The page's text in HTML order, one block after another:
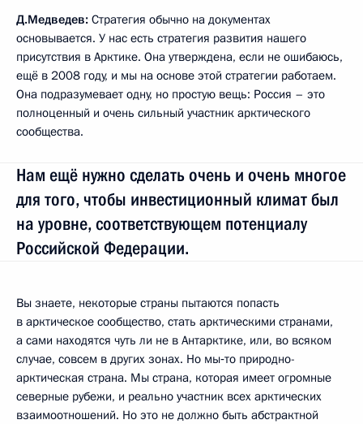
Д.Медведев: Стратегия обычно на документах
основывается. У нас есть стратегия развития нашего
присутствия в Арктике. Она утверждена, если не ошибаюсь,
ещё в 2008 году, и мы на основе этой стратегии работаем.
Она подразумевает одну, но простую вещь: Россия – это
полноценный и очень сильный участник арктического
сообщества.
Нам ещё нужно сделать очень и очень многое
для того, чтобы инвестиционный климат был
на уровне, соответствующем потенциалу
Российской Федерации.
Вы знаете, некоторые страны пытаются попасть
в арктическое сообщество, стать арктическими странами,
а сами находятся чуть ли не в Антарктике, или, во всяком
случае, совсем в других зонах. Но мы‑то природно-
арктическая страна. Мы страна, которая имеет огромные
северные рубежи, и реально участник всех арктических
взаимоотношений. Но это не должно быть абстрактной